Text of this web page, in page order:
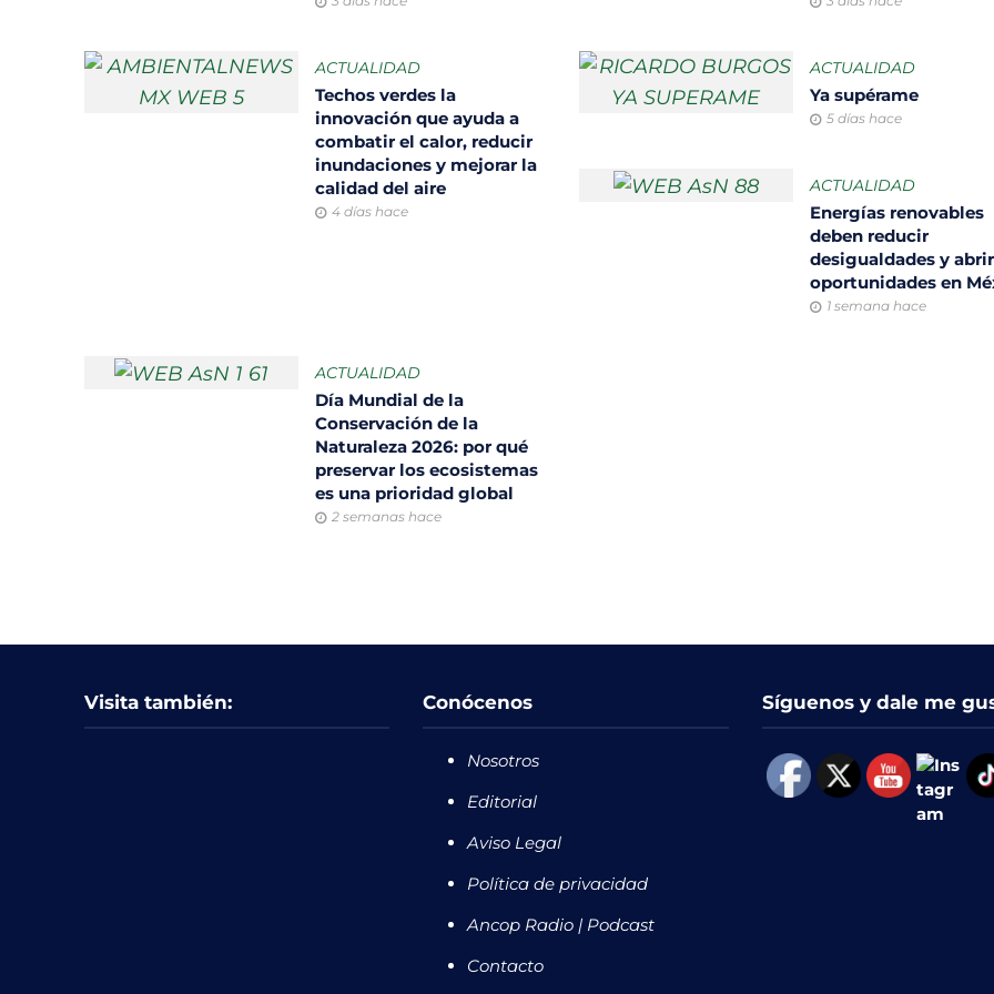
ACTUALIDAD
Techos verdes la
innovación que ayuda a
combatir el calor, reducir
inundaciones y mejorar la
calidad del aire
4 días hace
ACTUALIDAD
Ya supérame
5 días hace
ACTUALIDAD
Energías renovables
deben reducir
desigualdades y abrir
oportunidades en
1 semana hace
ACTUALIDAD
Día Mundial de la
Conservación de la
Naturaleza 2026: por qué
preservar los ecosistemas
es una prioridad global
2 semanas hace
Visita también: Conócenos
Nosotros
Editorial
Aviso Legal
Política de privacidad
Ancop Radio | Podcast
Contacto
Síguenos y dale me